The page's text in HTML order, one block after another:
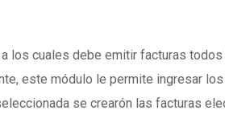
los cuales debe emitir facturas
este módulo le permite ingresar
se crearón las facturas